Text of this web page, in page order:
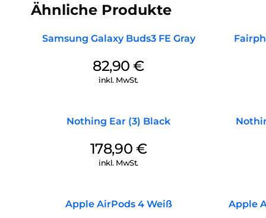
Ähnliche Produkte
Samsung Galaxy Buds3 FE Gray
82,90€
inkl. MwSt.
Nothing Ear (3) Black
178,90 €
inkl. MwSt.
Apple AirPods 4 Weiß Apple